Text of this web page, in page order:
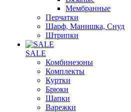
Мембранные
Перчатки
Шарф, Манишка, Снуд
Штрипки
SALE
Комбинезоны
Комплекты
Куртки
Брюки
Шапки
Варежки